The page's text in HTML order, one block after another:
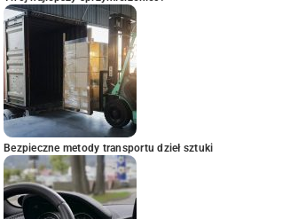
Bezpieczne metody transportu dzieł sztuki